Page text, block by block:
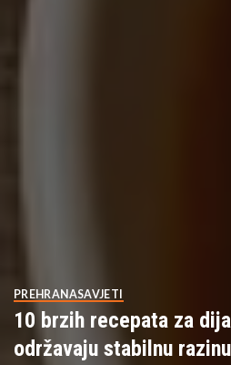
PREHRANASAVJETI
10 brzih recepata za
održavaju stabilnu